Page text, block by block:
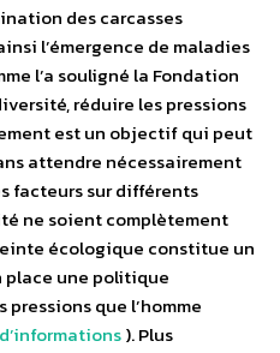
des carcasses
l’émergence de maladies
l’a souligné la Fondation
réduire les pressions
est un objectif qui peut
attendre nécessairement
facteurs sur différents
ne soient complètement
écologique constitue un
une politique
que l’homme
). Plus